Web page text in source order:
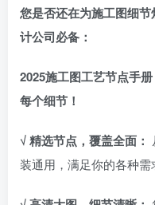
您是否还在为施工图细
计公司必备：
2025施工图工艺节点手
每个细节！
√ 精选节点，覆盖全面：
装通用，满足你的各种需